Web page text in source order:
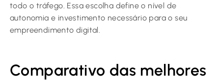
todo o tráfego. Essa escolha define o nível de
autonomia e investimento necessário para o seu
empreendimento digital.
Comparativo das melhores